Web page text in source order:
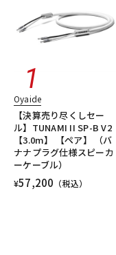
Oyaide
【決算売り尽くしセー
ル】TUNAMI II SP-B V2
【3.0m】 【ペア】 （バ
ナナプラグ仕様スピーカ
ーケーブル）
¥57,200 （税込）